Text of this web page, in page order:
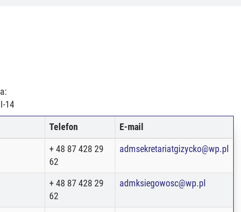
14
Telefon E-mail
+ 48 87 428 29
62
admsekretariatgizycko@wp.pl
+ 48 87 428 29
62
admksiegowosc@wp.pl